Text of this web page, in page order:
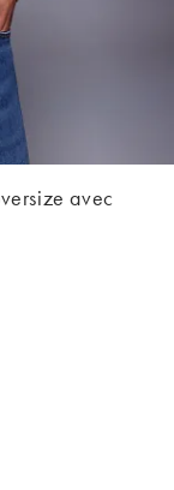
avec
3,99 € (+138%).